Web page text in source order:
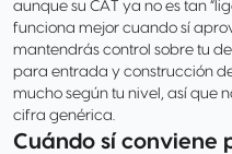
aunque su CAT ya no es tan
funciona mejor cuando sí
mantendrás control sobre tu
para entrada y construcción
mucho según tu nivel, así que
cifra genérica.
Cuándo sí